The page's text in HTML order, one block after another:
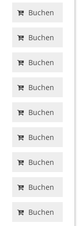
Buchen
Buchen
Buchen
Buchen
Buchen
Buchen
Buchen
Buchen
Buchen